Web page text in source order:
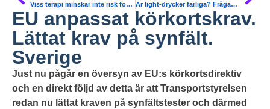
Viss terapi minskar inte risk för AMI. Svensk. N Engl J Med Är light-drycker farliga? Frågan klarläggs av Ingrid Larsson
EU anpassat körkortskrav.
Lättat krav på synfält.
Sverige
Just nu pågår en översyn av EU:s körkortsdirektiv
och en direkt följd av detta är att Transportstyrelsen
redan nu lättat kraven på synfältstester och därmed